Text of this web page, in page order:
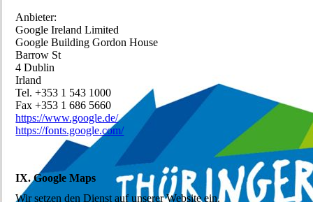
Anbieter:
Google Ireland Limited
Google Building Gordon House
Barrow St
4 Dublin
Irland
Tel. +353 1 543 1000
Fax +353 1 686 5660
https://www.google.de/
https://fonts.google.com/
IX. Google Maps
Wir setzen den Dienst auf unserer Website ein.